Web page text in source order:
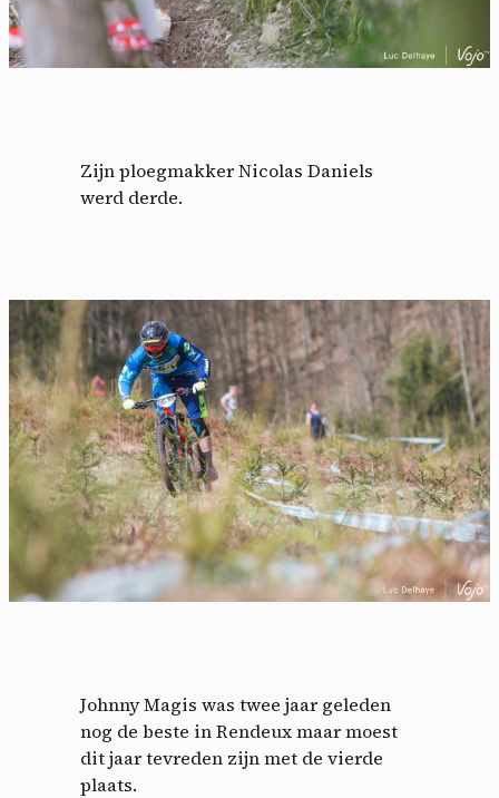
Zijn ploegmakker Nicolas Daniels
werd derde.
Johnny Magis was twee jaar geleden
nog de beste in Rendeux maar moest
dit jaar tevreden zijn met de vierde
plaats.